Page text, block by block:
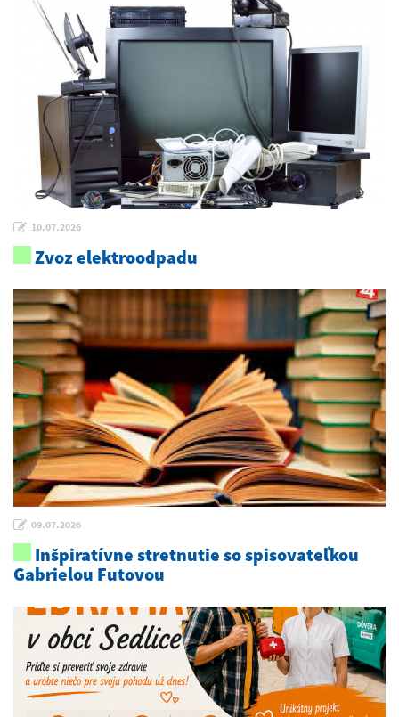
10.07.2026
Zvoz elektroodpadu
09.07.2026
Inšpiratívne stretnutie so spisovateľkou
Gabrielou Futovou